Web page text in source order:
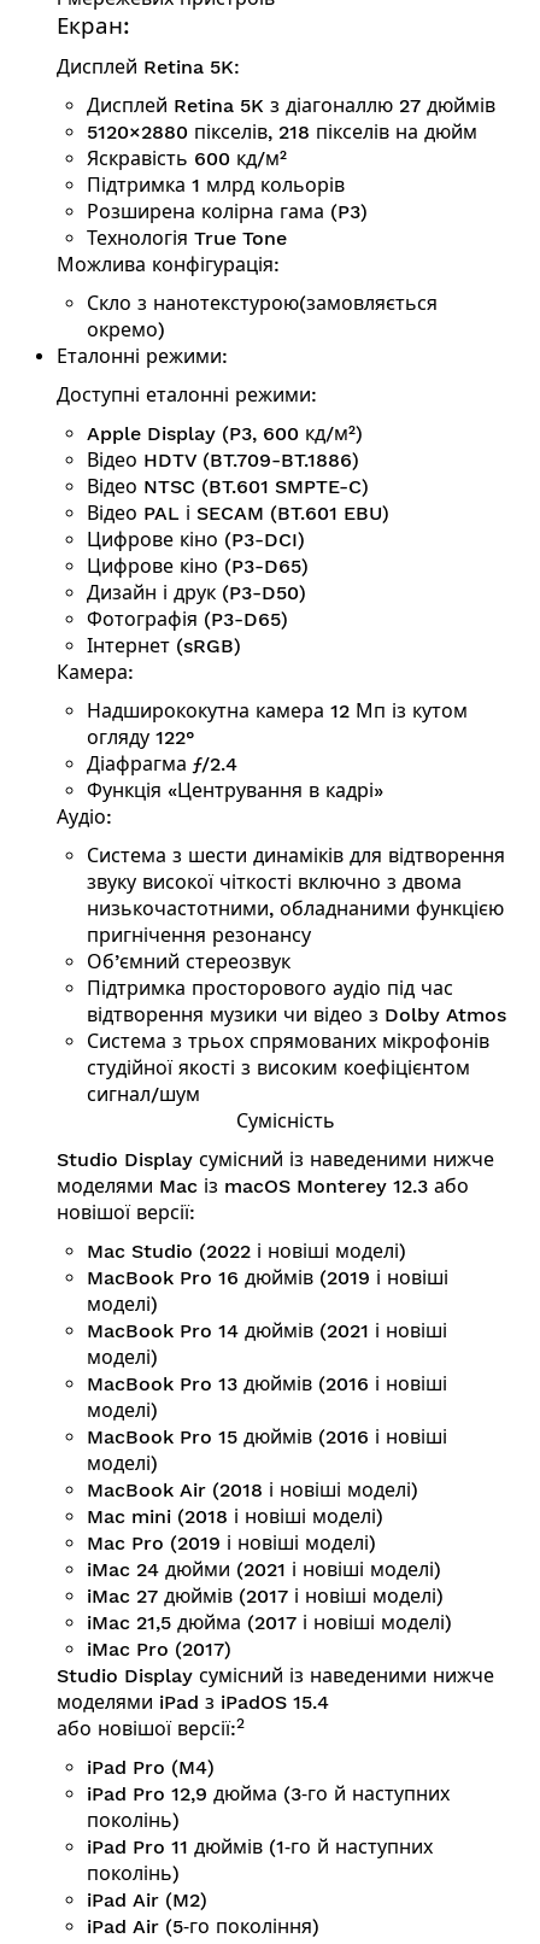
Екран:
Дисплей Retina 5K:
Дисплей Retina 5K з діагоналлю 27 дюймів
5120×2880 пікселів, 218 пікселів на дюйм
Яскравість 600 кд/м²
Підтримка 1 млрд кольорів
Розширена колірна гама (P3)
Технологія True Tone
Можлива конфігурація:
Скло з нанотекстурою(замовляється
окремо)
Еталонні режими:
Доступні еталонні режими:
Apple Display (P3, 600 кд/м²)
Відео HDTV (BT.709-BT.1886)
Відео NTSC (BT.601 SMPTE-C)
Відео PAL і SECAM (BT.601 EBU)
Цифрове кіно (P3-DCI)
Цифрове кіно (P3-D65)
Дизайн і друк (P3-D50)
Фотографія (P3-D65)
Інтернет (sRGB)
Камера:
Надширококутна камера 12 Мп із кутом
огляду 122°
Діафрагма ƒ/2.4
Функція «Центру­вання в кадрі»
Аудіо:
Система з шести динаміків для відтворення
звуку високої чіткості включно з двома
низькочастотними, обладнаними функцією
пригнічення резонансу
Об’ємний стереозвук
Підтримка просторового аудіо під час
відтворення музики чи відео з Dolby Atmos
Система з трьох спрямованих мікрофонів
студійної якості з високим коефіцієнтом
сигнал/шум
Сумісність
Studio Display сумісний із наведеними нижче
моделями Mac із macOS Monterey 12.3 або
новішої версії:
Mac Studio (2022 і новіші моделі)
MacBook Pro 16 дюймів (2019 і новіші
моделі)
MacBook Pro 14 дюймів (2021 і новіші
моделі)
MacBook Pro 13 дюймів (2016 і новіші
моделі)
MacBook Pro 15 дюймів (2016 і новіші
моделі)
MacBook Air (2018 і новіші моделі)
Mac mini (2018 і новіші моделі)
Mac Pro (2019 і новіші моделі)
iMac 24 дюйми (2021 і новіші моделі)
iMac 27 дюймів (2017 і новіші моделі)
iMac 21,5 дюйма (2017 і новіші моделі)
iMac Pro (2017)
Studio Display сумісний із наведеними нижче
моделями iPad з iPadOS 15.4
або новішої версії:2
iPad Pro (M4)
iPad Pro 12,9 дюйма (3‑го й наступних
поколінь)
iPad Pro 11 дюймів (1‑го й наступних
поколінь)
iPad Air (M2)
iPad Air (5‑го покоління)